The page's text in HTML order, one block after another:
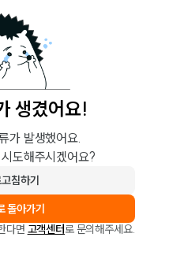
생겼어요!
가 발생했어요.
도해주시겠어요?
침하기
돌아가기
다면 고객센터로 문의해주세요.